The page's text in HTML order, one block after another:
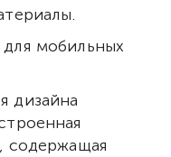
мобильных
дизайна
содержащая